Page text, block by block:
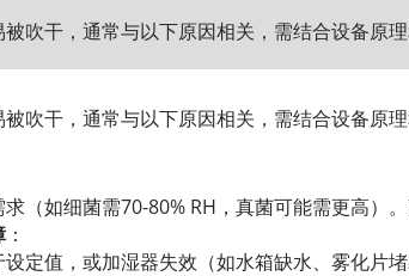
吹干，通常与以下原因相关，需结合设备原
吹干，通常与以下原因相关，需结合设备原
（如细菌需70-80% RH，真菌可能需更高）
：
定值，或加湿器失效（如水箱缺水、雾化片堵